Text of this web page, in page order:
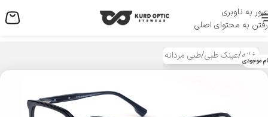
عبور به ناوبری
رفتن به محتوای اصلی
منو
خانه/عینک طبی/طبی مردانه موجودی